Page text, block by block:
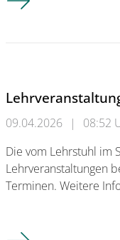
09.04.2026 |
08:52
Die vom Lehrstuhl im
Lehrveranstaltungen
Terminen. Weitere
Lehrveranstaltungen